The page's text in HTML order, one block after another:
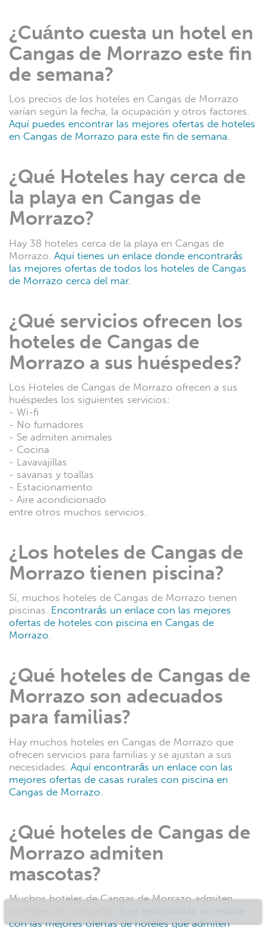
¿Cuánto cuesta un hotel en
Cangas de Morrazo este fin
de semana?
Los precios de los hoteles en Cangas de Morrazo
varían según la fecha, la ocupación y otros factores.
Aquí puedes encontrar las mejores ofertas de hoteles
en Cangas de Morrazo para este fin de semana.
¿Qué Hoteles hay cerca de
la playa en Cangas de
Morrazo?
Hay 38 hoteles cerca de la playa en Cangas de
Morrazo. Aquí tienes un enlace donde encontrarás
las mejores ofertas de todos los hoteles de Cangas
de Morrazo cerca del mar.
¿Qué servicios ofrecen los
hoteles de Cangas de
Morrazo a sus huéspedes?
Los Hoteles de Cangas de Morrazo ofrecen a sus
huéspedes los siguientes servicios:
- Wi-fi
- No fumadores
- Se admiten animales
- Cocina
- Lavavajillas
- savanas y toallas
- Estacionamento
- Aire acondicionado
entre otros muchos servicios.
¿Los hoteles de Cangas de
Morrazo tienen piscina?
Sí, muchos hoteles de Cangas de Morrazo tienen
piscinas. Encontrarás un enlace con las mejores
ofertas de hoteles con piscina en Cangas de
Morrazo.
¿Qué hoteles de Cangas de
Morrazo son ​​adecuados
para familias?
Hay muchos hoteles en Cangas de Morrazo que
ofrecen servicios para familias y se ajustan a sus
necesidades. Aquí encontrarás un enlace con las
mejores ofertas de casas rurales con piscina en
Cangas de Morrazo.
¿Qué hoteles de Cangas de
Morrazo admiten
mascotas?
Muchos hoteles de Cangas de Morrazo admiten
Aquí encontrarás un enlace
con las mejores ofertas de hoteles que admiten